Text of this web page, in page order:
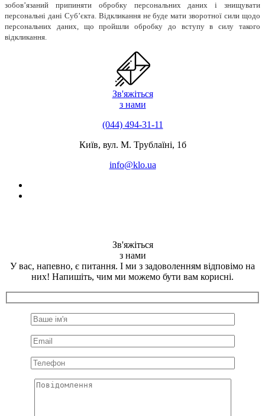
зобов’язаний припиняти обробку персональних даних і знищувати
персональні дані Суб’єкта. Відкликання не буде мати зворотної сили щодо
персональних даних, що пройшли обробку до вступу в силу такого
відкликання.
Зв'яжіться
з нами
(044) 494-31-11
Київ, вул. М. Трублаїні, 1б
info@klo.ua
Зв'яжіться
з нами
У вас, напевно, є питання. І ми з задоволенням відповімо на
них! Напишіть, чим ми можемо бути вам корисні.